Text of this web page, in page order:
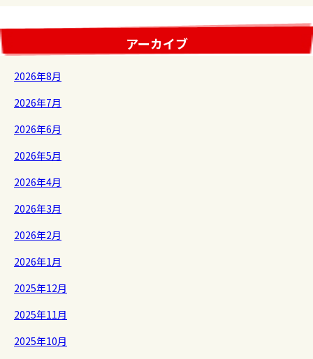
アーカイブ
2026年8月
2026年7月
2026年6月
2026年5月
2026年4月
2026年3月
2026年2月
2026年1月
2025年12月
2025年11月
2025年10月